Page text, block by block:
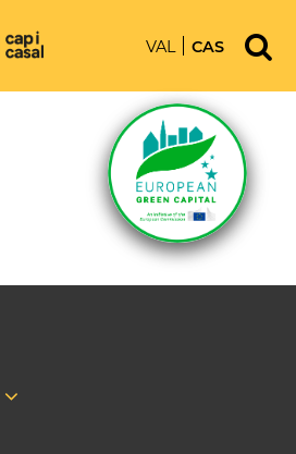
VAL CAS